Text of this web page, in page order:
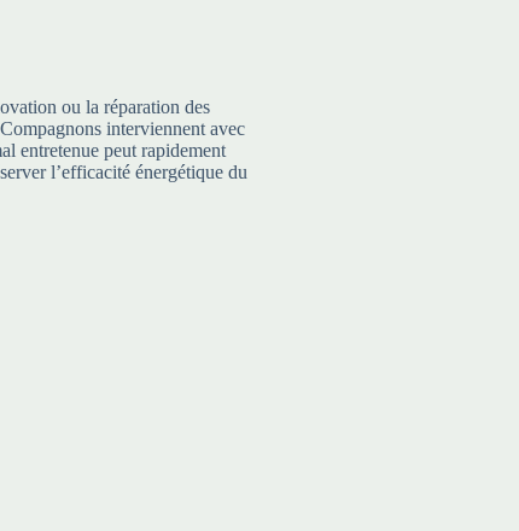
ou la réparation des
interviennent avec
entretenue peut rapidement
l’efficacité énergétique du